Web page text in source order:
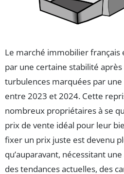
Le marché immobilier français
par une certaine stabilité après
turbulences marquées par
entre 2023 et 2024. Cette
nombreux propriétaires à se
prix de vente idéal pour leur
fixer un prix juste est devenu
qu’auparavant, nécessitant
des tendances actuelles, des